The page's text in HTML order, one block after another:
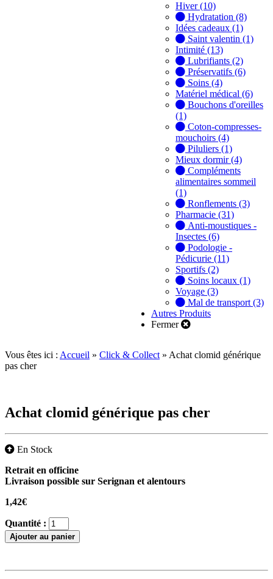
Hiver (10)
Hydratation (8)
Idées cadeaux (1)
Saint valentin (1)
Intimité (13)
Lubrifiants (2)
Préservatifs (6)
Soins (4)
Matériel médical (6)
Bouchons d'oreilles
(1)
Coton-compresses-
mouchoirs (4)
Piluliers (1)
Mieux dormir (4)
Compléments
alimentaires sommeil
(1)
Ronflements (3)
Pharmacie (31)
Anti-moustiques -
Insectes (6)
Podologie -
Pédicurie (11)
Sportifs (2)
Soins locaux (1)
Voyage (3)
Mal de transport (3)
Autres Produits
Fermer
Vous êtes ici : Accueil » Click & Collect » Achat clomid générique
pas cher
Achat clomid générique pas cher
En Stock
Retrait en officine
Livraison possible sur Serignan et alentours
1,42€
Quantité :
Ajouter au panier